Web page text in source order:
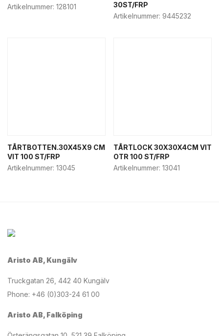
Artikelnummer: 128101
30ST/FRP
Artikelnummer: 9445232
TÅRTBOTTEN.30X45X9 CM
VIT 100 ST/FRP
Artikelnummer: 13045
TÅRTLOCK 30X30X4CM VIT
OTR 100 ST/FRP
Artikelnummer: 13041
Aristo AB, Kungälv
Truckgatan 26, 442 40 Kungälv
Phone: +46 (0)303-24 61 00
Aristo AB, Falköping